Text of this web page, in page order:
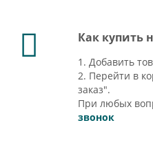
Как купить
1. Добавить
2. Перейти в
заказ".
При любых
звонок